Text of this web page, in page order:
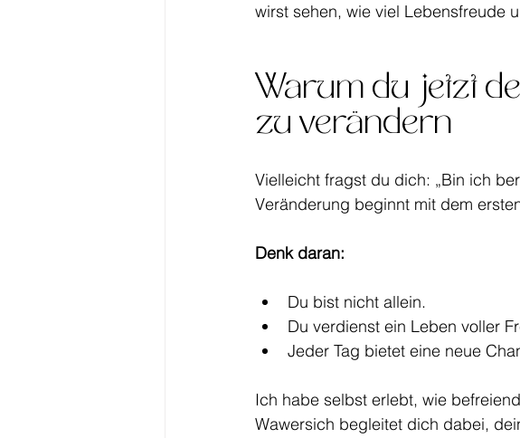
wirst sehen, wie viel Lebensfreude
Warum du jetzt
zu verändern
Vielleicht fragst du dich: „Bin ich
Veränderung beginnt mit dem
Denk daran:
Du bist nicht allein.
Du verdienst ein Leben voller
Jeder Tag bietet eine neue
Ich habe selbst erlebt, wie
Wawersich begleitet dich dabei,